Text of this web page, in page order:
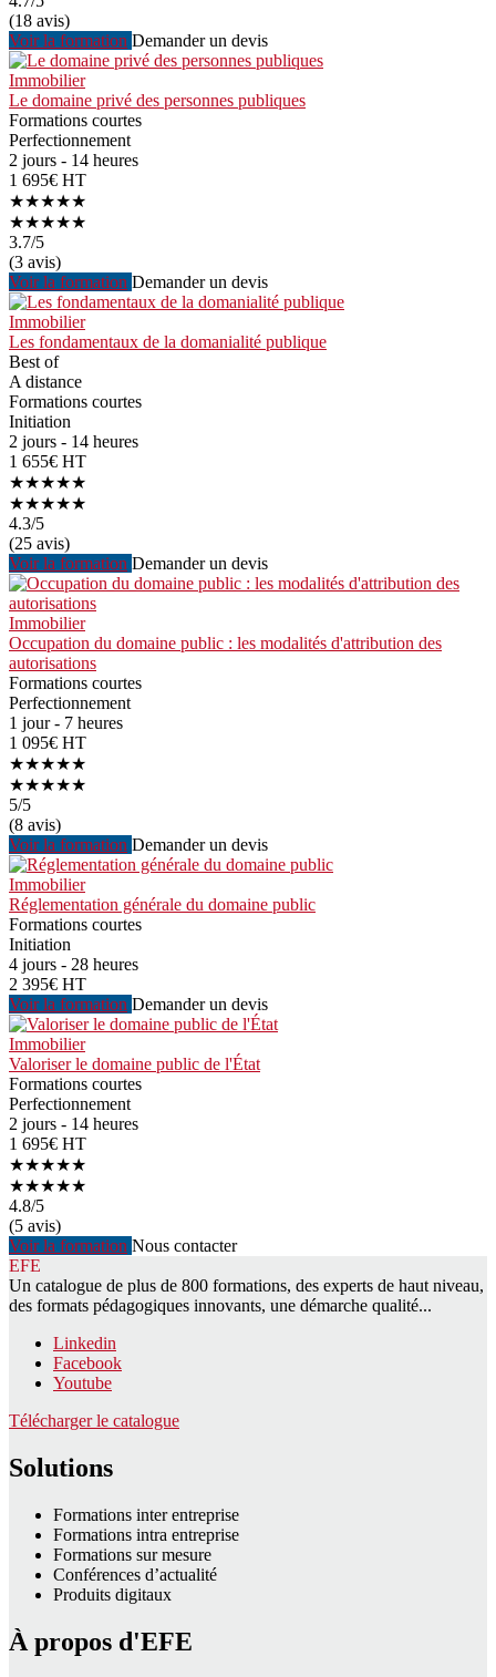
(18 avis)
Voir la formation Demander un devis
Immobilier
Le domaine privé des personnes publiques
Formations courtes
Perfectionnement
2 jours - 14 heures
1 695€ HT
★★★★★
★★★★★
3.7/5
(3 avis)
Voir la formation Demander un devis
Immobilier
Les fondamentaux de la domanialité publique
Best of
A distance
Formations courtes
Initiation
2 jours - 14 heures
1 655€ HT
★★★★★
★★★★★
4.3/5
(25 avis)
Voir la formation Demander un devis
Immobilier
Occupation du domaine public : les modalités d'attribution des
autorisations
Formations courtes
Perfectionnement
1 jour - 7 heures
1 095€ HT
★★★★★
★★★★★
5/5
(8 avis)
Voir la formation Demander un devis
Immobilier
Réglementation générale du domaine public
Formations courtes
Initiation
4 jours - 28 heures
2 395€ HT
Voir la formation Demander un devis
Immobilier
Valoriser le domaine public de l'État
Formations courtes
Perfectionnement
2 jours - 14 heures
1 695€ HT
★★★★★
★★★★★
4.8/5
(5 avis)
Voir la formation Nous contacter
EFE
Un catalogue de plus de 800 formations, des experts de haut niveau,
des formats pédagogiques innovants, une démarche qualité...
Linkedin
Facebook
Youtube
Télécharger le catalogue
Solutions
Formations inter entreprise
Formations intra entreprise
Formations sur mesure
Conférences d’actualité
Produits digitaux
À propos d'EFE